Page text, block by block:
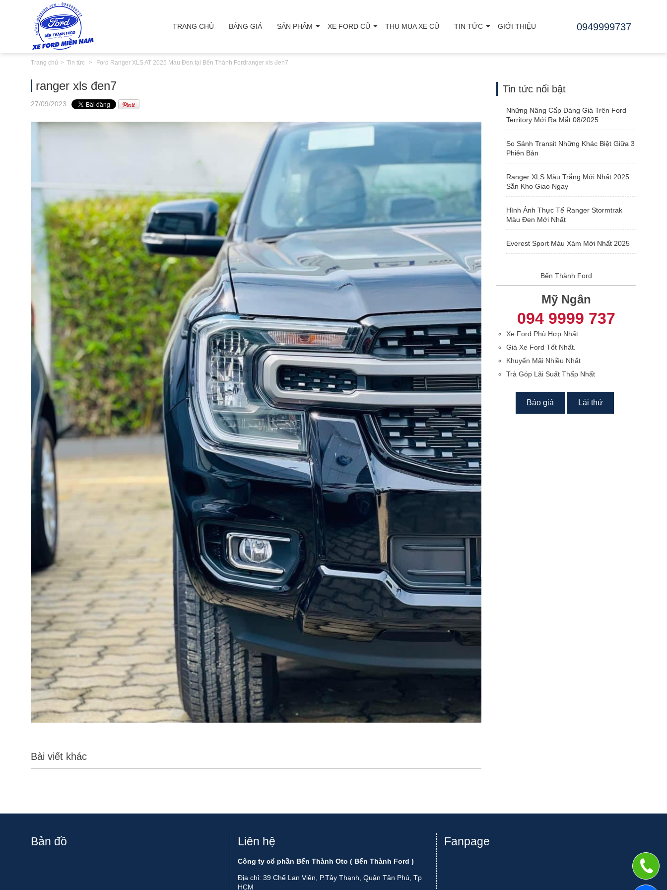
TRANG CHỦ BẢNG GIÁ SẢN PHẨM XE FORD CŨ THU MUA XE CŨ TIN TỨC GIỚI THIỆU 0949999737
Trang chủ Tin tức Ford Ranger XLS AT 2025 Màu Đen tại Bến Thành Ford ranger xls đen7
ranger xls đen7
27/09/2023
Bài viết khác
Tin tức nổi bật
Những Nâng Cấp Đáng Giá Trên Ford
Territory Mới Ra Mắt 08/2025
So Sánh Transit Những Khác Biệt Giữa 3
Phiên Bản
Ranger XLS Màu Trắng Mới Nhất 2025
Sẵn Kho Giao Ngay
Hình Ảnh Thực Tế Ranger Stormtrak
Màu Đen Mới Nhất
Everest Sport Màu Xám Mới Nhất 2025
Bến Thành Ford
Mỹ Ngân
094 9999 737
Xe Ford Phù Hợp Nhất
Giá Xe Ford Tốt Nhất.
Khuyến Mãi Nhiều Nhất
Trả Góp Lãi Suất Thấp Nhất
Báo giá Lái thử
Bản đồ Liên hệ
Công ty cổ phần Bến Thành Oto ( Bến Thành Ford )
Địa chỉ: 39 Chế Lan Viên, P.Tây Thạnh, Quận Tân Phú, Tp
HCM
Fanpage